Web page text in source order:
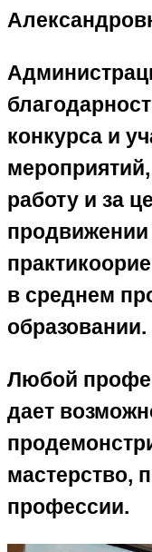
конкурса и
работу и за
продвижении
в среднем
образовании.
Любой
дает
мастерство,
профессии.